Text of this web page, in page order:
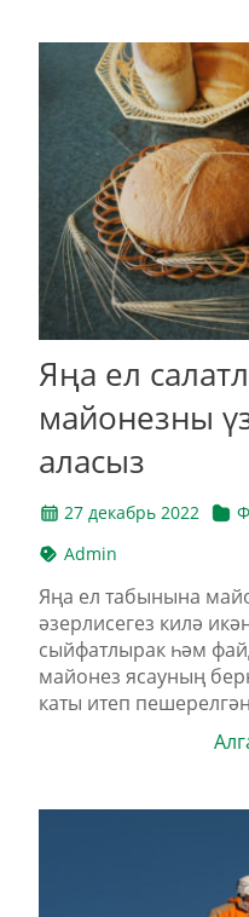
Яңа ел
майонезны
аласыз
27 декабрь 2022
Admin
Яңа ел табынына
әзерлисегез килә
сыйфатлырак һәм
майонез ясауның
каты итеп